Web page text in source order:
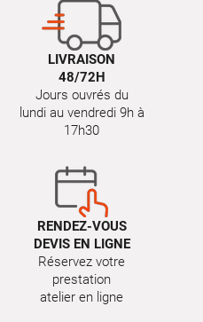
LIVRAISON
48/72H
Jours ouvrés du
lundi au vendredi 9h à
17h30
RENDEZ-VOUS
DEVIS EN LIGNE
Réservez votre
prestation
atelier en ligne